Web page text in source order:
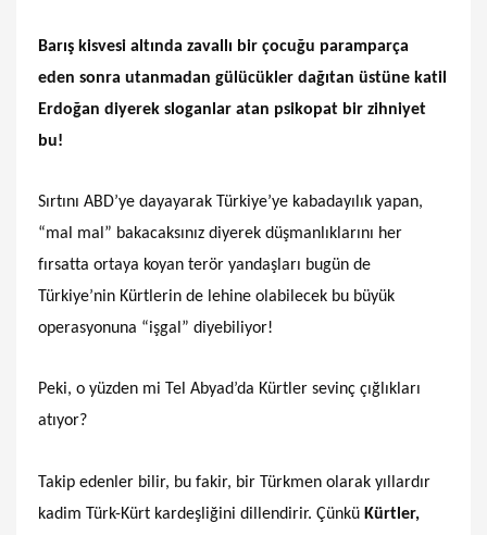
Barış kisvesi altında zavallı bir çocuğu paramparça
eden sonra utanmadan gülücükler dağıtan üstüne katil
Erdoğan diyerek sloganlar atan psikopat bir zihniyet
bu!
Sırtını ABD’ye dayayarak Türkiye’ye kabadayılık yapan,
“mal mal” bakacaksınız diyerek düşmanlıklarını her
fırsatta ortaya koyan terör yandaşları bugün de
Türkiye’nin Kürtlerin de lehine olabilecek bu büyük
operasyonuna “işgal” diyebiliyor!
Peki, o yüzden mi Tel Abyad’da Kürtler sevinç çığlıkları
atıyor?
Takip edenler bilir, bu fakir, bir Türkmen olarak yıllardır
kadim Türk-Kürt kardeşliğini dillendirir. Çünkü Kürtler,